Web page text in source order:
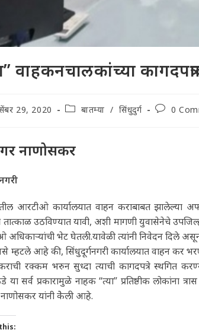
वाहकनचालकांच्या
29, 2020
Postबातम्या / सिंधुदुर्ग
Post0
नाणोसकर
आरटीओ कार्यालयात वाहन कराबाबत झालेल्या
तात्काळ उठविण्यात यावी, अशी मागणी युवासेनेचे
भेट घेतली.यावेळी त्यांनी निवेदन दिले
म्हटले आहे की, सिंधुदूर्गनगरी कार्यालयात वाहन कर
कराची रक्कम भरुन सुध्दा त्याची कागदपत्रे स्थगित
या सर्व प्रकारामुळे नाहक “त्या” प्रतिष्ठीक लोकांना
नाणोसकर यांनी केेली आहे.